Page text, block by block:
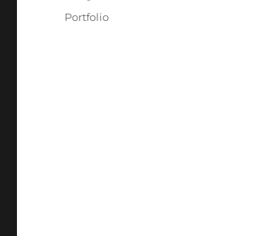
Catégories
Portfolio